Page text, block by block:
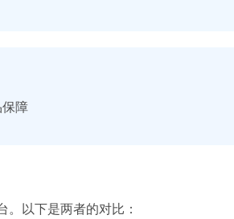
障
以下是两者的对比：